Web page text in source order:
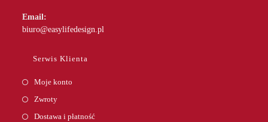
Email:
biuro@easylifedesign.pl
Serwis Klienta
Moje konto
Zwroty
Dostawa i płatność